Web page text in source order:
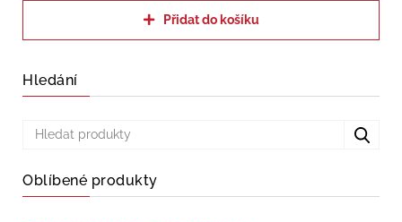
Přidat do košíku
Hledání
Oblíbené produkty